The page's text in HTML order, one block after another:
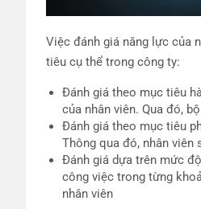
Việc đánh giá năng lực của
tiêu cụ thể trong công ty:
Đánh giá theo mục tiêu
của nhân viên. Qua đó,
Đánh giá theo mục tiêu
Thông qua đó, nhân
Đánh giá dựa trên mức
công việc trong từng
nhân viên